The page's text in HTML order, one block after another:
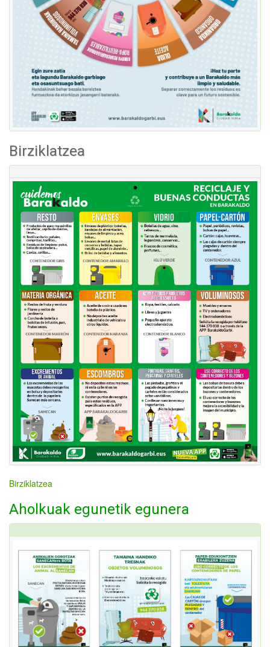
Birziklatzea
Birziklatzea
Aholkuak egunetik egunera